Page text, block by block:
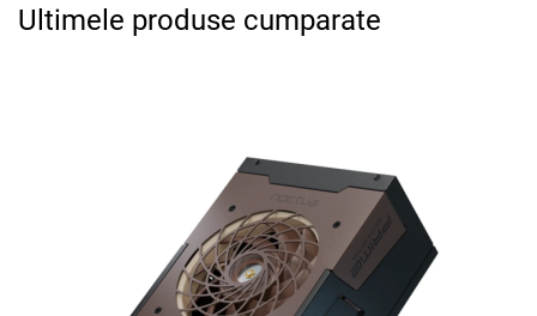
Ultimele produse cumparate